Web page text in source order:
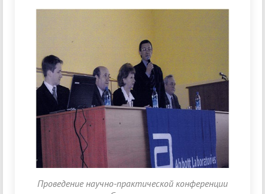
Проведение научно-практической конференции